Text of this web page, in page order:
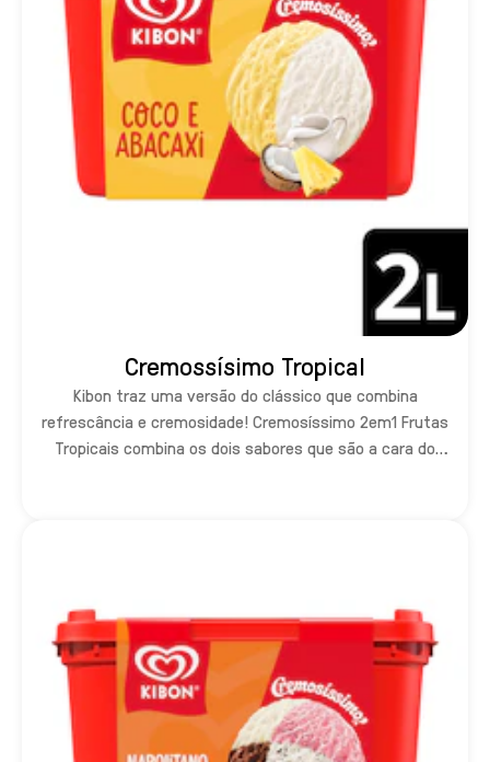
Cremossísimo Tropical
Kibon traz uma versão do clássico que combina
refrescância e cremosidade! Cremosíssimo 2em1 Frutas
Tropicais combina os dois sabores que são a cara do